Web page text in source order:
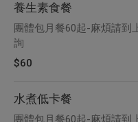
養生素食餐
團體包月餐60起-麻煩請到
詢
$60
水煮低卡餐
團體包月餐60起-麻煩請到